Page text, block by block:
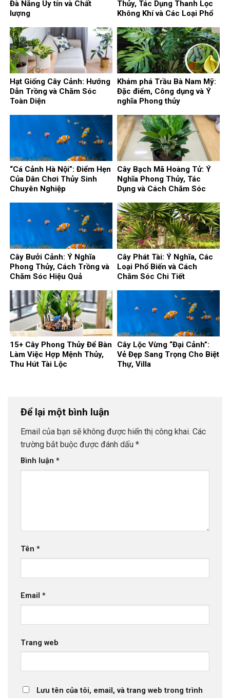
Đà Nẵng Uy tín và Chất
lượng
Thủy, Tác Dụng Thanh Lọc
Không Khí và Các Loại Phổ
Hạt Giống Cây Cảnh: Hướng
Dẫn Trồng và Chăm Sóc
Toàn Diện
Khám phá Trầu Bà Nam Mỹ:
Đặc điểm, Công dụng và Ý
nghĩa Phong thủy
“Cá Cảnh Hà Nội”: Điểm Hẹn
Của Dân Chơi Thủy Sinh
Chuyên Nghiệp
Cây Bạch Mã Hoàng Tử: Ý
Nghĩa Phong Thủy, Tác
Dụng và Cách Chăm Sóc
Cây Bưởi Cảnh: Ý Nghĩa
Phong Thủy, Cách Trồng và
Chăm Sóc Hiệu Quả
Cây Phát Tài: Ý Nghĩa, Các
Loại Phổ Biến và Cách
Chăm Sóc Chi Tiết
15+ Cây Phong Thủy Để Bàn
Làm Việc Hợp Mệnh Thủy,
Thu Hút Tài Lộc
Cây Lộc Vừng “Đại Cảnh”:
Vẻ Đẹp Sang Trọng Cho Biệt
Thự, Villa
Để lại một bình luận
Email của bạn sẽ không được hiển thị công khai. Các
trường bắt buộc được đánh dấu *
Bình luận *
Tên *
Email *
Trang web
Lưu tên của tôi, email, và trang web trong trình